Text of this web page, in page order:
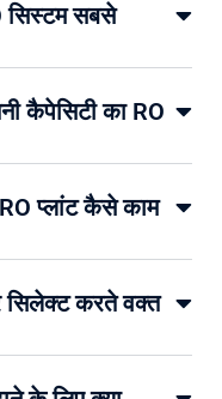
सिस्टम सबसे
कैपेसिटी का RO
प्लांट कैसे काम
सिलेक्ट करते वक्त